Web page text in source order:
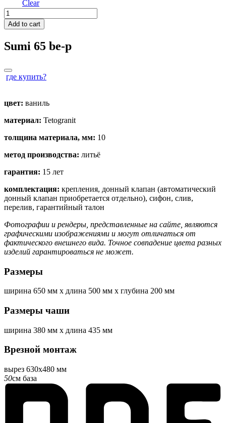
Clear
Sumi
65
quantity
Add to cart
Sumi 65 be-p
где купить?
цвет: ваниль
материал: Tetogranit
толщина материала, мм: 10
метод производства: литьё
гарантия: 15 лет
комплектация: крепления, донный клапан (автоматический
донный клапан приобретается отдельно), сифон, слив,
перелив, гарантийный талон
Фотографии и рендеры, представленные на сайте, являются
графическими изображениями и могут отличаться от
фактического внешнего вида. Точное совпадение цвета разных
изделий гарантироваться не может.
Размеры
ширина 650 мм x длина 500 мм x глубина 200 мм
Размеры чаши
ширина 380 мм x длина 435 мм
Врезной монтаж
вырез 630x480 мм
50см база